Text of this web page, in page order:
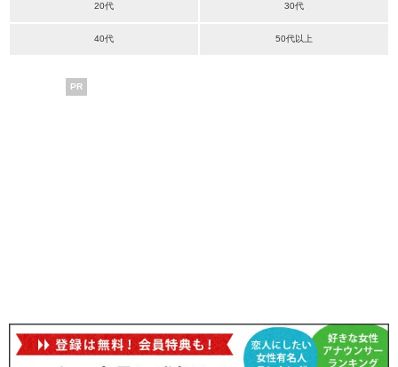
20代 30代
40代 50代以上
PR